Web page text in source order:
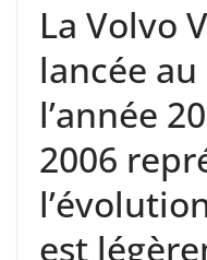
La Volvo
lancée
l’année
2006
est